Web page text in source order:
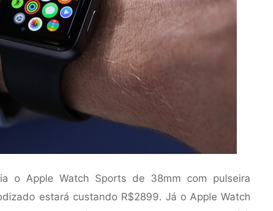
o Apple Watch Sports de 38mm com pulseira
estará custando R$2899. Já o Apple Watch